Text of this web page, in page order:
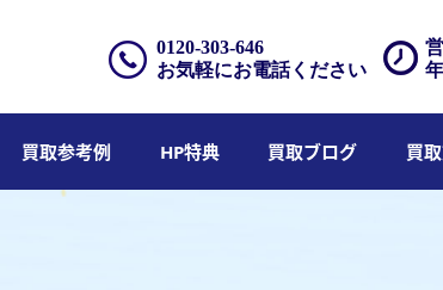
0120-303-646
お気軽にお電話ください
買取参考例 HP特典 買取ブログ 買